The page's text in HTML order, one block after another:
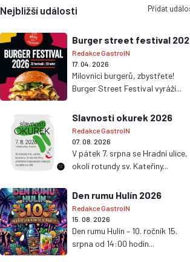
Nejbližší události Přidat
Burger street festival
Redakce GastroIN
17. 04. 2026
Milovníci burgerů, zbystřete!
Burger Street Festival vyráží...
Slavnosti okurek 2026
Redakce GastroIN
07. 08. 2026
V pátek 7. srpna se Hradní ulice,
okolí rotundy sv. Kateřiny...
Den rumu Hulín 2026
Redakce GastroIN
15. 08. 2026
Den rumu Hulín – 10. ročník 15.
srpna od 14:00 hodin...